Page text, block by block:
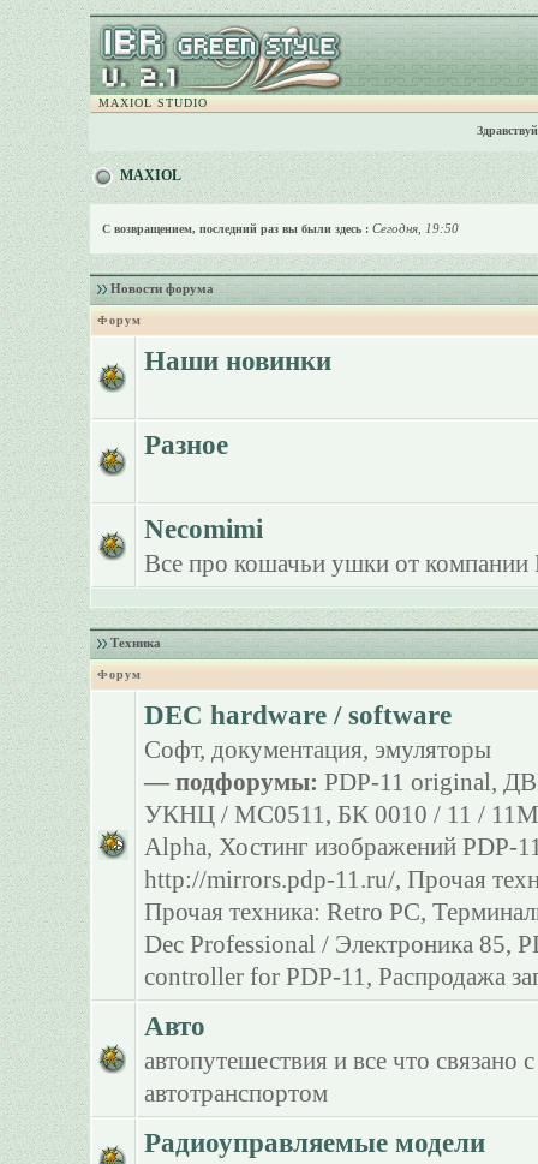
MAXIOL STUDIO
MAXIOL
С возвращением, последний раз вы были здесь : Сегодня, 19:50
Новости форума
Форум
Наши новинки
Разное
Necomimi
Все про кошачьи ушки от компании
Техника
Форум
DEC hardware / software
Софт, документация, эмуляторы
— подфорумы: PDP-11 original ,
УКНЦ / МС0511 , БК 0010 / 11 / 11M
Alpha, Хостинг изображений PDP-
http://mirrors.pdp-11.ru/, Прочая
Прочая техника: Retro PC,
Dec Professional / Электроника 85,
controller for PDP-11 , Распродажа
Авто
автопутешествия и все что связано с
автотранспортом
Радиоуправляемые модели